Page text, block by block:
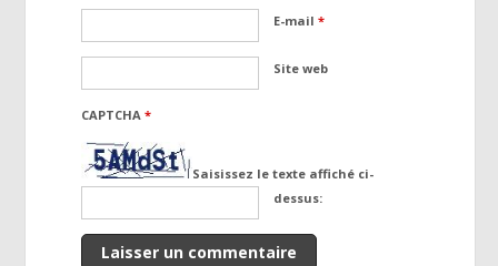
E-mail*
Site web
CAPTCHA*
Saisissez le texte affiché ci-
dessus: